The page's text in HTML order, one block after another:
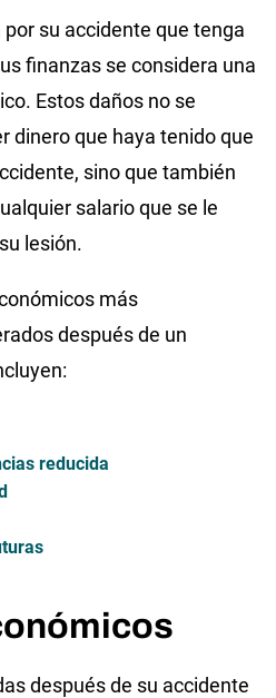
su accidente que tenga
finanzas se considera una
Estos daños no se
dinero que haya tenido que
sino que también
salario que se le
lesión.
más
después de un
reducida
después de su accidente